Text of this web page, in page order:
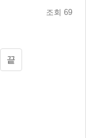
조회 69
끝